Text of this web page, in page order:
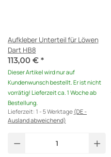
Aufkleber Unterteil für Löwen
Dart HB8
113,00 € *
Dieser Artikel wird nur auf
Kundenwunsch bestellt. Er ist nicht
vorrätig! Lieferzeit ca. 1 Woche ab
Bestellung.
Lieferzeit:1 - 5 Werktage(DE -
Ausland abweichend)